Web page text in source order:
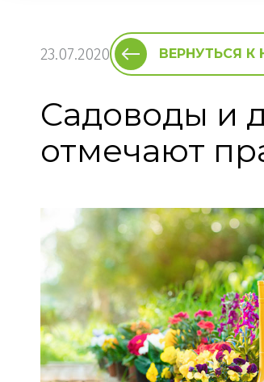
23.07.2020 ВЕРНУТЬСЯ
Садоводы и
отмечают